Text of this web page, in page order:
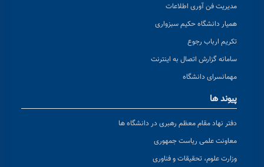
مدیریت فن آوری اطلاعات
همیار دانشگاه حکیم سبزواری
تکریم ارباب رجوع
سامانه گزارش اتصال به اینترنت
مهمانسرای دانشگاه
پیوند ها
دفتر نهاد مقام معظم رهبری در دانشگاه ها
معاونت علمی ریاست جمهوری
وزارت علوم، تحقیقات و فناوری